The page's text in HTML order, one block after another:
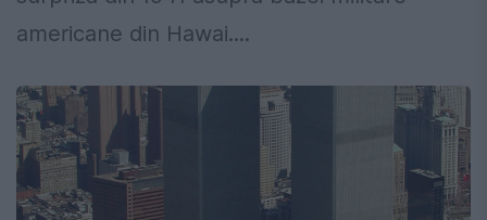
americane din Hawai....